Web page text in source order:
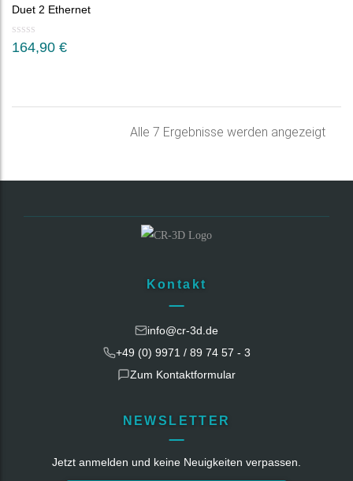
Duet 2 Ethernet
164,90 €
Alle 7 Ergebnisse werden angezeigtNach
Kontakt
info@cr-3d.de
+49 (0) 9971 / 89 74 57 - 3
Zum Kontaktformular
NEWSLETTER
Jetzt anmelden und keine Neuigkeiten verpassen.